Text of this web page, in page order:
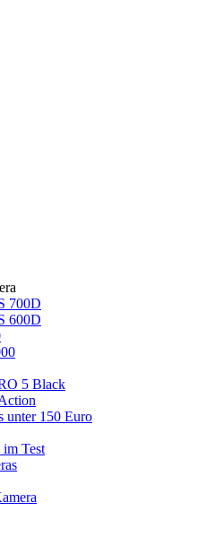
700D
600D
5 Black
unter 150 Euro
Test